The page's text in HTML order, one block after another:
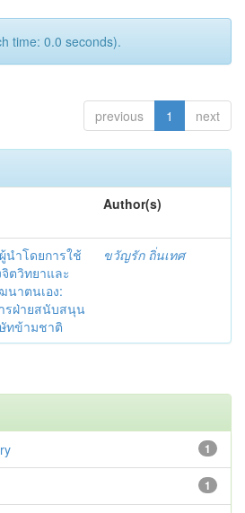
time: 0.0 seconds).
previous 1 next
Author(s)
นำโดยการใช้
ตวิทยาและ
นาตนเอง:
รฝ่ายสนับสนุน
ทข้ามชาติ
ขวัญรัก ถิ่นเทศ
1
1